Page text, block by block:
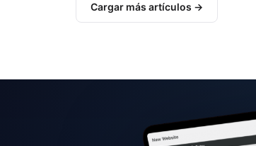
Cargar más artículos →